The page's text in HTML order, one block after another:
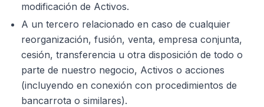
modificación de Activos.
A un tercero relacionado en caso de cualquier
reorganización, fusión, venta, empresa conjunta,
cesión, transferencia u otra disposición de todo o
parte de nuestro negocio, Activos o acciones
(incluyendo en conexión con procedimientos de
bancarrota o similares).